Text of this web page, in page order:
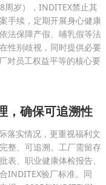
周岁），INDITEX禁止其
手续，定期开展身心健康
法保障产假、哺乳假等法
性别歧视，同时提供必要
对员工权益平等的核心要
，确保可追溯性
落实情况，更重视福利文
整、可追溯。工厂需留存
表、职业健康体检报告、
INDITEX验厂标准。同